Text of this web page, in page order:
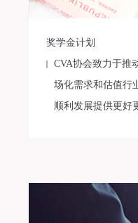
奖学金计划
CVA协会致力于推
场化需求和估值行
顺利发展提供更好